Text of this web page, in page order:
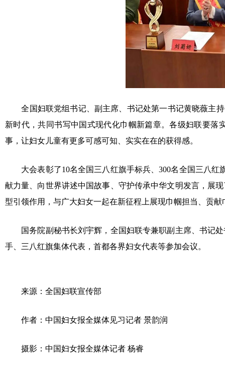
全国妇联党组书记、副主席、书记处第一书记黄晓薇主持
新时代，共同书写中国式现代化巾帼新篇章。各级妇联要
事，让妇女儿童有更多可感可知、实实在在的获得感。
大会表彰了10名全国三八红旗手标兵、300名全国三八红
献力量、向世界讲述中国故事、守护传承中华文明发言，展
型引领作用，与广大妇女一起在新征程上展现巾帼担当、贡献
国务院副秘书长刘宇辉，全国妇联专兼职副主席、书记处
手、三八红旗集体代表，首都各界妇女代表等参加会议。
来源：全国妇联宣传部
作者：中国妇女报全媒体见习记者 景韵润
摄影：中国妇女报全媒体记者 杨睿